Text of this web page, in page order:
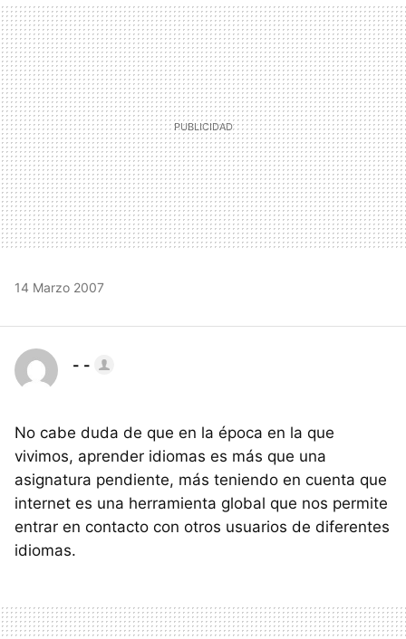
MAIL
14 Marzo 2007
- -
No cabe duda de que en la época en la que
vivimos, aprender idiomas es más que una
asignatura pendiente, más teniendo en cuenta que
internet es una herramienta global que nos permite
entrar en contacto con otros usuarios de diferentes
idiomas.